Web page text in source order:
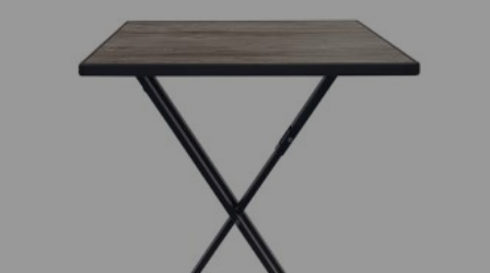
€78.00
€112.00